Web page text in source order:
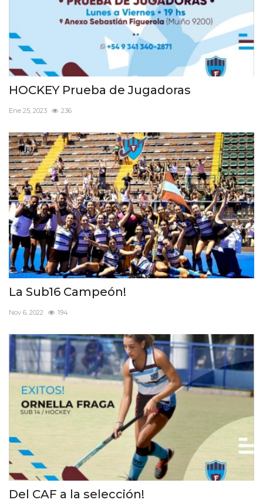
HOCKEY Prueba de Jugadoras
Ene 25, 2023 236
La Sub16 Campeón!
Nov 6, 2022 194
Del CAF a la selección!